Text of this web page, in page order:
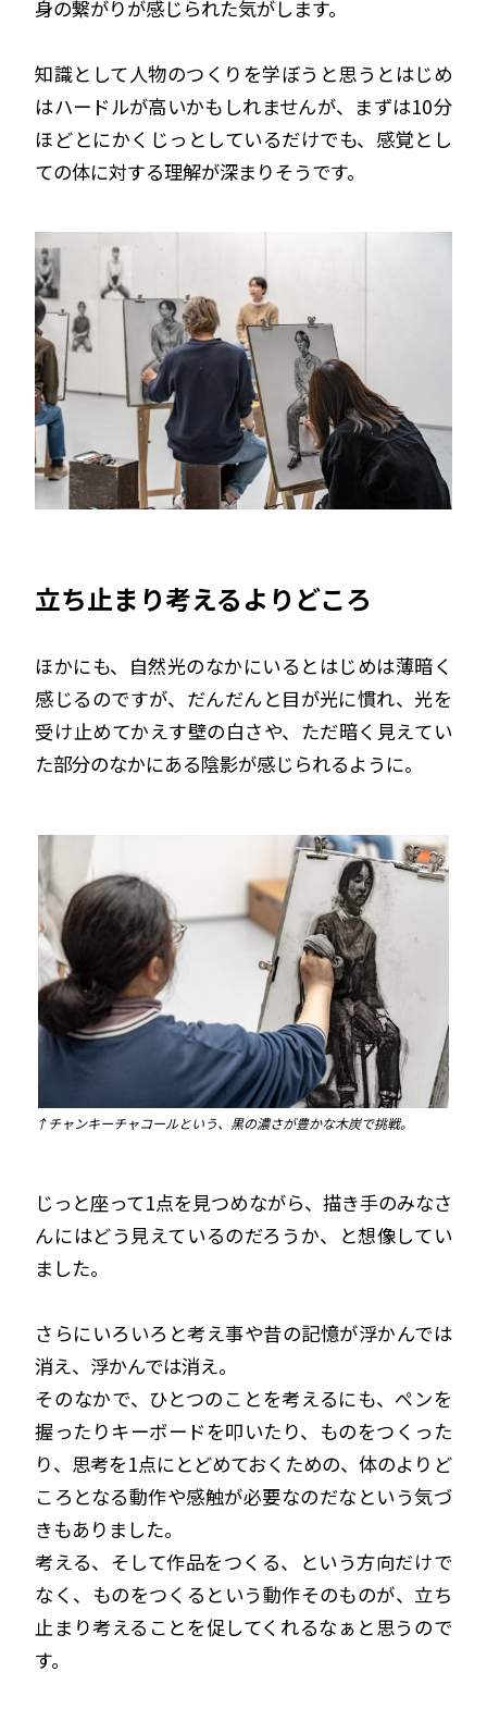
身の繋がりが感じられた気がします。
知識として人物のつくりを学ぼうと思うとはじめ
はハードルが高いかもしれませんが、まずは10分
ほどとにかくじっとしているだけでも、感覚とし
ての体に対する理解が深まりそうです。
立ち止まり考えるよりどころ
ほかにも、自然光のなかにいるとはじめは薄暗く
感じるのですが、だんだんと目が光に慣れ、光を
受け止めてかえす壁の白さや、ただ暗く見えてい
た部分のなかにある陰影が感じられるように。
↑チャンキーチャコールという、黒の濃さが豊かな木炭で挑戦。
じっと座って1点を見つめながら、描き手のみなさ
んにはどう見えているのだろうか、と想像してい
ました。
さらにいろいろと考え事や昔の記憶が浮かんでは
消え、浮かんでは消え。
そのなかで、ひとつのことを考えるにも、ペンを
握ったりキーボードを叩いたり、ものをつくった
り、思考を1点にとどめておくための、体のよりど
ころとなる動作や感触が必要なのだなという気づ
きもありました。
考える、そして作品をつくる、という方向だけで
なく、ものをつくるという動作そのものが、立ち
止まり考えることを促してくれるなぁと思うので
す。